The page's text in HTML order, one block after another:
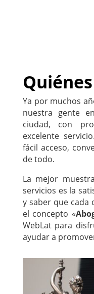
Ya por muchos
nuestra gente
ciudad, con
excelente
fácil acceso,
de todo.
La mejor
servicios es la
y saber que cada
el concepto «
WebLat para
ayudar a